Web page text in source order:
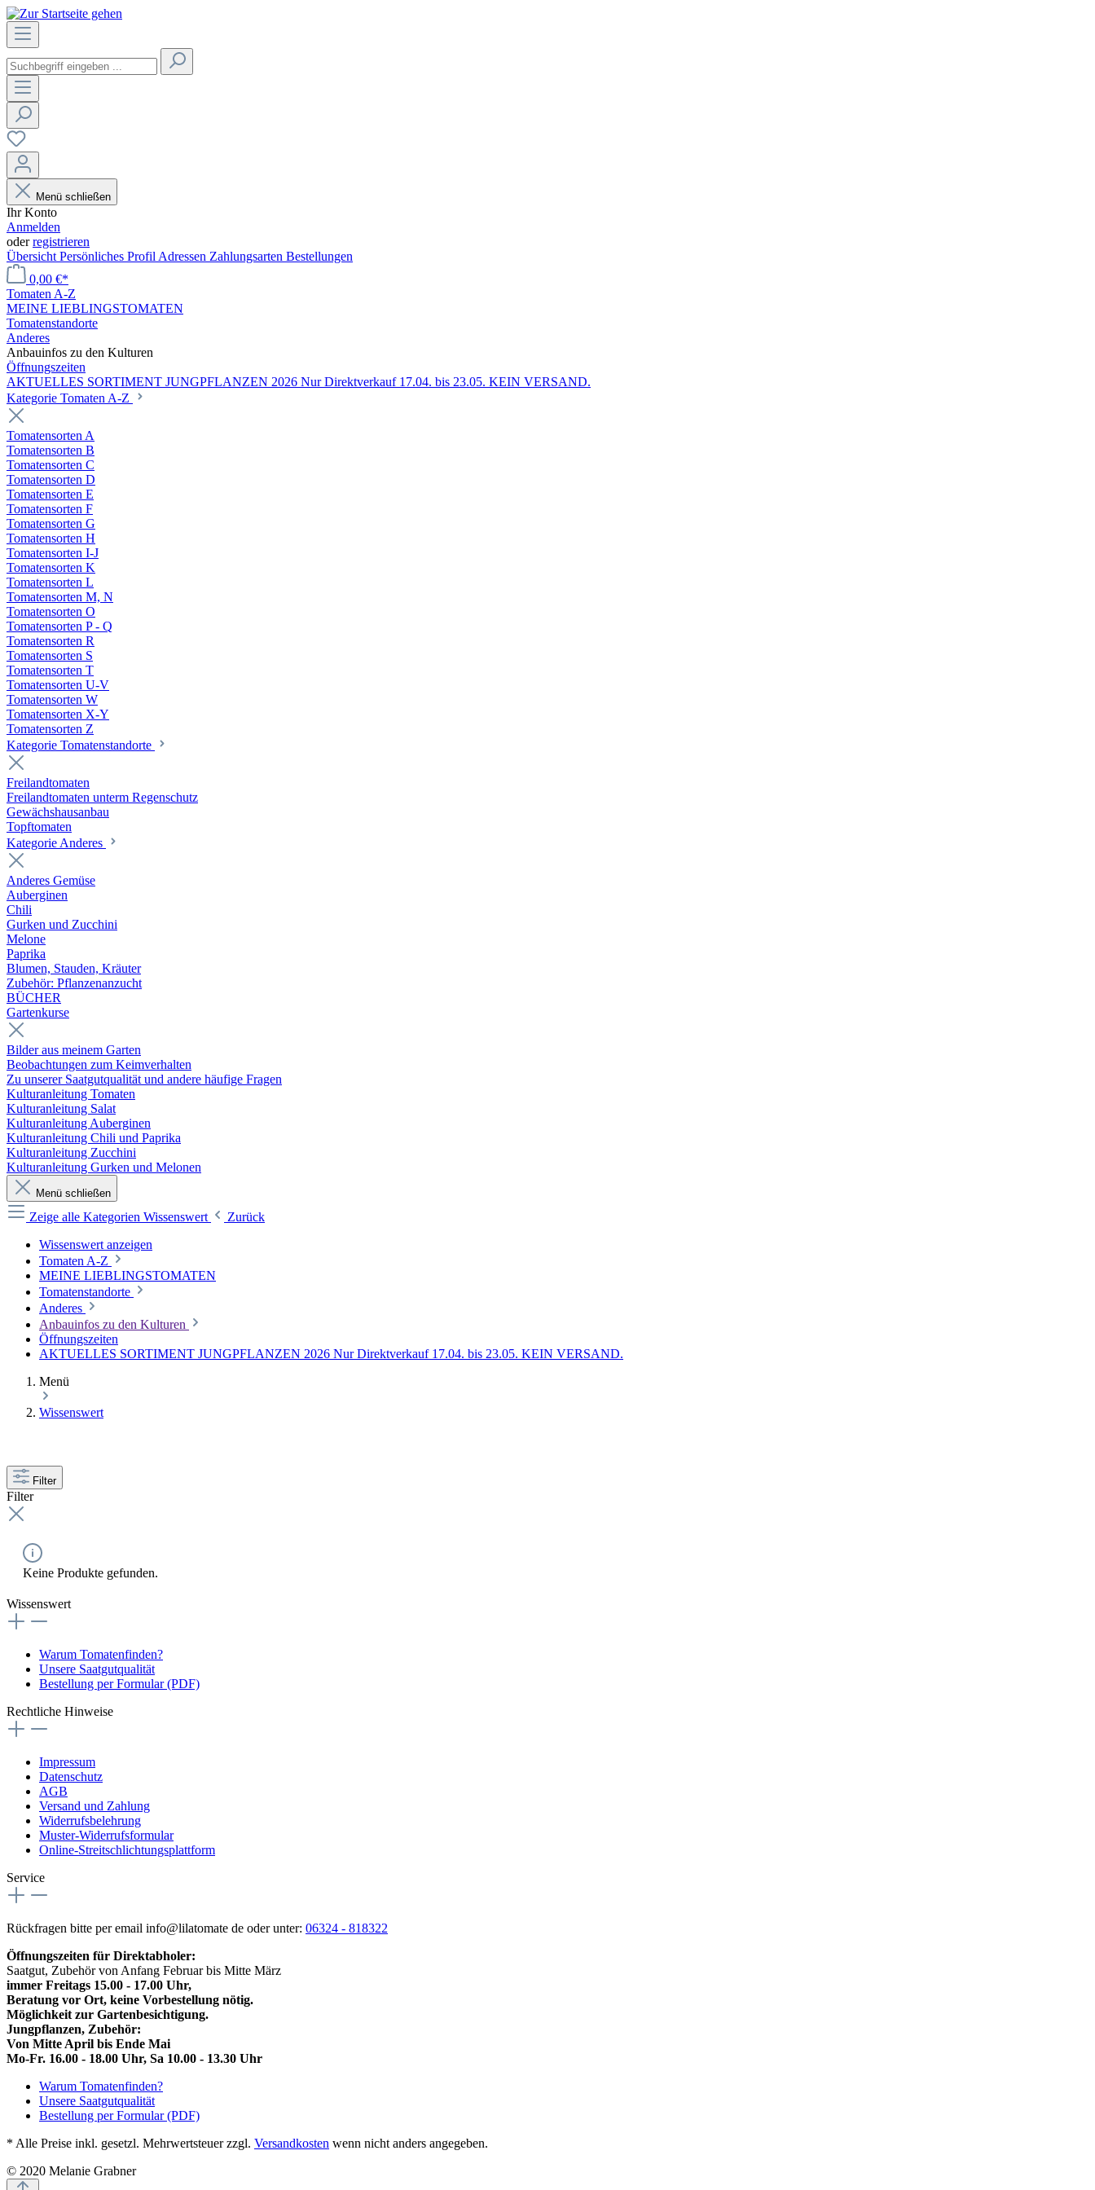
Menü schließen
Ihr Konto
Anmelden
oderregistrieren
Übersicht Persönliches Profil Adressen Zahlungsarten Bestellungen
0,00 €*
Tomaten A-Z
MEINE LIEBLINGSTOMATEN
Tomatenstandorte
Anderes
Anbauinfos zu den Kulturen
Öffnungszeiten
AKTUELLES SORTIMENT JUNGPFLANZEN 2026 Nur Direktverkauf 17.04. bis 23.05. KEIN VERSAND.
Kategorie Tomaten A-Z
Tomatensorten A
Tomatensorten B
Tomatensorten C
Tomatensorten D
Tomatensorten E
Tomatensorten F
Tomatensorten G
Tomatensorten H
Tomatensorten I-J
Tomatensorten K
Tomatensorten L
Tomatensorten M, N
Tomatensorten O
Tomatensorten P - Q
Tomatensorten R
Tomatensorten S
Tomatensorten T
Tomatensorten U-V
Tomatensorten W
Tomatensorten X-Y
Tomatensorten Z
Kategorie Tomatenstandorte
Freilandtomaten
Freilandtomaten unterm Regenschutz
Gewächshausanbau
Topftomaten
Kategorie Anderes
Anderes Gemüse
Auberginen
Chili
Gurken und Zucchini
Melone
Paprika
Blumen, Stauden, Kräuter
Zubehör: Pflanzenanzucht
BÜCHER
Gartenkurse
Bilder aus meinem Garten
Beobachtungen zum Keimverhalten
Zu unserer Saatgutqualität und andere häufige Fragen
Kulturanleitung Tomaten
Kulturanleitung Salat
Kulturanleitung Auberginen
Kulturanleitung Chili und Paprika
Kulturanleitung Zucchini
Kulturanleitung Gurken und Melonen
Menü schließen
Zeige alle Kategorien Wissenswert
Zurück
Wissenswert anzeigen
Tomaten A-Z
MEINE LIEBLINGSTOMATEN
Tomatenstandorte
Anderes
Anbauinfos zu den Kulturen
Öffnungszeiten
AKTUELLES SORTIMENT JUNGPFLANZEN 2026 Nur Direktverkauf 17.04. bis 23.05. KEIN VERSAND.
Menü
Wissenswert
Filter
Filter
Keine Produkte gefunden.
Wissenswert
Warum Tomatenfinden?
Unsere Saatgutqualität
Bestellung per Formular (PDF)
Rechtliche Hinweise
Impressum
Datenschutz
AGB
Versand und Zahlung
Widerrufsbelehrung
Muster-Widerrufsformular
Online-Streitschlichtungsplattform
Service
Rückfragen bitte per email info@lilatomate de oder unter: 06324 - 818322
Öffnungszeiten für Direktabholer:
Saatgut, Zubehör von Anfang Februar bis Mitte März
immer Freitags 15.00 - 17.00 Uhr,
Beratung vor Ort, keine Vorbestellung nötig.
Möglichkeit zur Gartenbesichtigung.
Jungpflanzen, Zubehör:
Von Mitte April bis Ende Mai
Mo-Fr. 16.00 - 18.00 Uhr, Sa 10.00 - 13.30 Uhr
Warum Tomatenfinden?
Unsere Saatgutqualität
Bestellung per Formular (PDF)
* Alle Preise inkl. gesetzl. Mehrwertsteuer zzgl. Versandkosten wenn nicht anders angegeben.
© 2020 Melanie Grabner